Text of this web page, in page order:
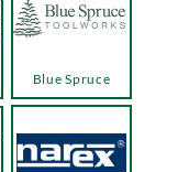
Blue Spruce